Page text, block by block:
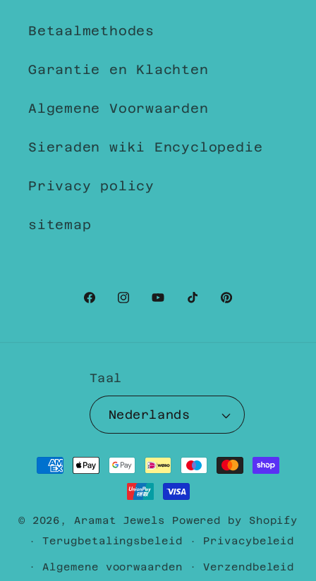
Betaalmethodes
Garantie en Klachten
Algemene Voorwaarden
Sieraden wiki Encyclopedie
Privacy policy
sitemap
Facebook
Instagram
YouTubeTikTokPinterest
Taal
Nederlands
Betaalmethoden
© 2026,Aramat Jewels Powered by Shopify
Terugbetalingsbeleid
Privacybeleid
Algemene voorwaarden Verzendbeleid